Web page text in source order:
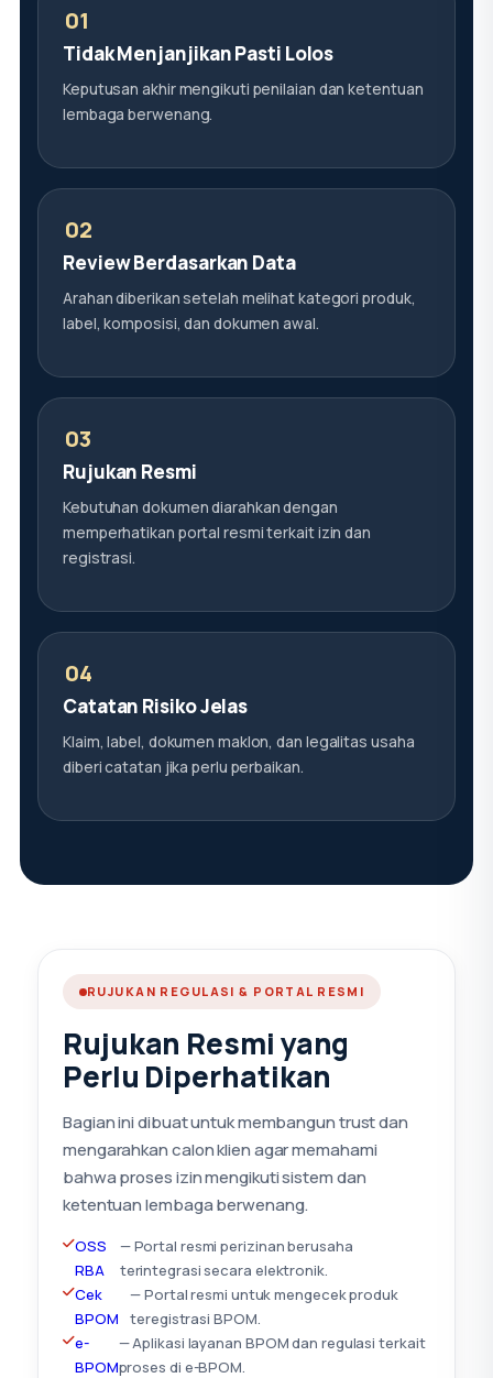
Tidak Menjanjikan Pasti Lolos
Keputusan akhir mengikuti penilaian dan ketentuan
lembaga berwenang.
Review Berdasarkan Data
Arahan diberikan setelah melihat kategori produk,
label, komposisi, dan dokumen awal.
Rujukan Resmi
Kebutuhan dokumen diarahkan dengan
memperhatikan portal resmi terkait izin dan
registrasi.
Catatan Risiko Jelas
Klaim, label, dokumen maklon, dan legalitas usaha
diberi catatan jika perlu perbaikan.
RUJUKAN REGULASI & PORTAL RESMI
Rujukan Resmi yang
Perlu Diperhatikan
Bagian ini dibuat untuk membangun trust dan
mengarahkan calon klien agar memahami
bahwa proses izin mengikuti sistem dan
ketentuan lembaga berwenang.
OSS
RBA
— Portal resmi perizinan berusaha
terintegrasi secara elektronik.
Cek
BPOM
— Portal resmi untuk mengecek produk
teregistrasi BPOM.
e-
BPOM
— Aplikasi layanan BPOM dan regulasi terkait
proses di e-BPOM.